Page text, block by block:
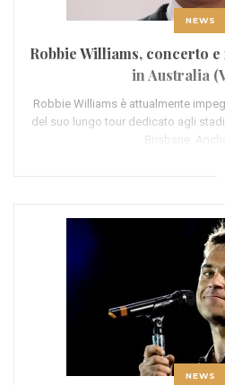
NEWS
Robbie Williams, concerto
in Australia
Robbie Williams è attualmente
del suo lungo tour dedicato agli
Brisbane.
NEWS